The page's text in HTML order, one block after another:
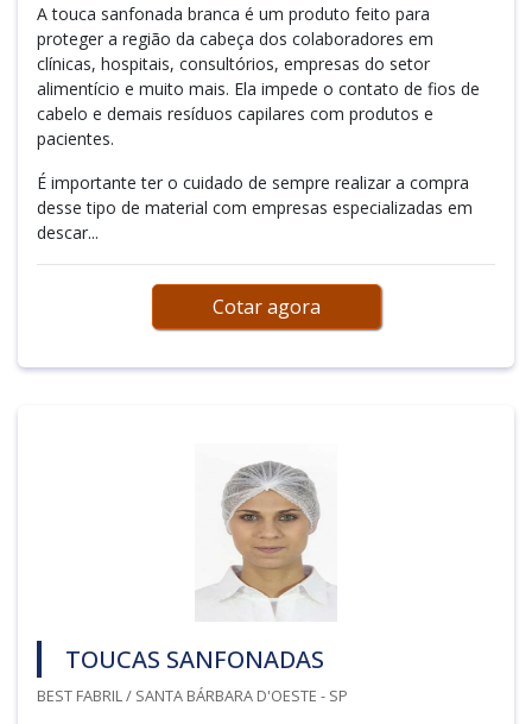
A touca sanfonada branca é um produto feito para
proteger a região da cabeça dos colaboradores em
clínicas, hospitais, consultórios, empresas do setor
alimentício e muito mais. Ela impede o contato de fios de
cabelo e demais resíduos capilares com produtos e
pacientes.
É importante ter o cuidado de sempre realizar a compra
desse tipo de material com empresas especializadas em
descar...
Cotar agora
TOUCAS SANFONADAS
BEST FABRIL / SANTA BÁRBARA D'OESTE - SP